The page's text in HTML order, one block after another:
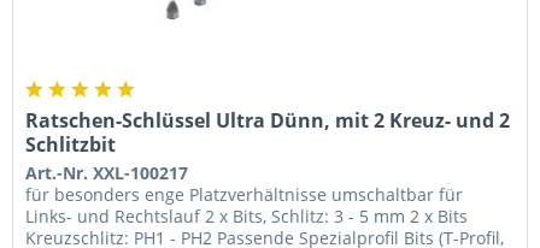
Ratschen-Schlüssel Ultra Dünn, mit 2 Kreuz- und 2
Schlitzbit
Art.-Nr. XXL-100217
für besonders enge Platzverhältnisse umschaltbar für
Links- und Rechtslauf 2 x Bits, Schlitz: 3 - 5 mm 2 x Bits
Kreuzschlitz: PH1 - PH2 Passende Spezialprofil Bits (T-Profil,